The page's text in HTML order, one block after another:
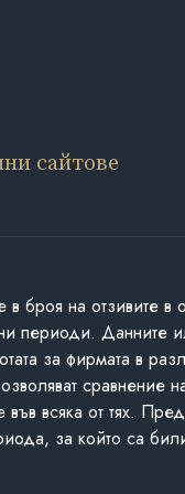
сайтове
в броя на отзивите в
периоди. Данните
за фирмата в
сравнение
във всяка от тях.
за който са